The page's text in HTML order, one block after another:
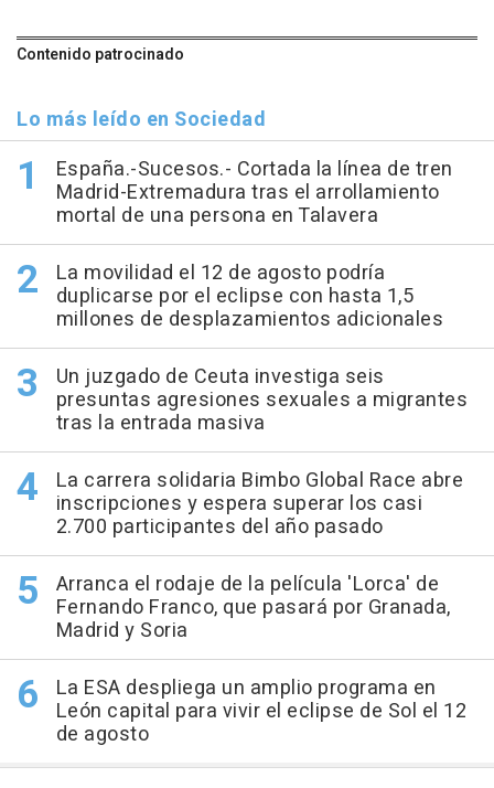
Contenido patrocinado
Lo más leído en Sociedad
España.-Sucesos.- Cortada la línea de tren
Madrid-Extremadura tras el arrollamiento
mortal de una persona en Talavera
La movilidad el 12 de agosto podría
duplicarse por el eclipse con hasta 1,5
millones de desplazamientos adicionales
Un juzgado de Ceuta investiga seis
presuntas agresiones sexuales a migrantes
tras la entrada masiva
La carrera solidaria Bimbo Global Race abre
inscripciones y espera superar los casi
2.700 participantes del año pasado
Arranca el rodaje de la película 'Lorca' de
Fernando Franco, que pasará por Granada,
Madrid y Soria
La ESA despliega un amplio programa en
León capital para vivir el eclipse de Sol el 12
de agosto